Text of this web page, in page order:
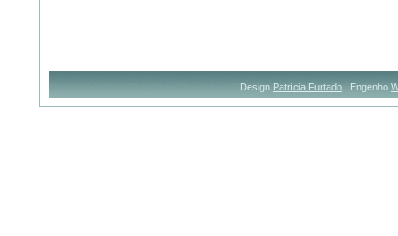
Design Patrícia Furtado | Engenho